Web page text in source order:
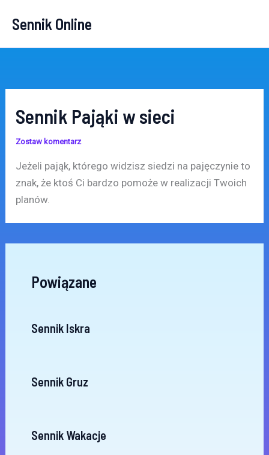
Sennik Online
Sennik Pająki w sieci
Zostaw komentarz
Jeżeli pająk, którego widzisz siedzi na pajęczynie to
znak, że ktoś Ci bardzo pomoże w realizacji Twoich
planów.
Powiązane
Sennik Iskra
Sennik Gruz
Sennik Wakacje